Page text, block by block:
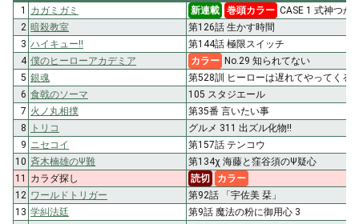
1
カガミガミ 新連載 巻頭カラー CASE 1 式神つか
2 暗殺教室
第126話 生かす時間
3 ハイキュー!!
第144話 極限スイッチ
4 僕のヒーローアカデミア カラー No.29 知られてない
5 銀魂
第528訓 ヒーローは遅れてやってくる
6 食戟のソーマ
105 スタジエール
7 火ノ丸相撲
第35番 言いたい事
8
トリコ
グルメ 311 出ズル化物!!
9 ニセコイ
第157話 テンコウ
10 斉木楠雄のΨ難
第134χ 海藤と窪谷須のΨ疑心
11
カラダ探し 読切
カラー
12 ワールドトリガー
第92話 「宇佐美 栞」
13 学糾法廷
第9話 魔法の粉に御用心 3